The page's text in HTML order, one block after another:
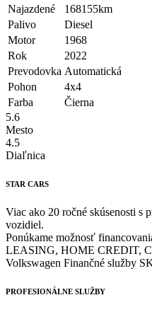
Najazdené
168155km
Palivo
Diesel
Motor
1968
Rok
2022
Prevodovka Automatická
Pohon
4x4
Farba
Čierna
5.6
Mesto
4.5
Diaľnica
STAR CARS
Viac ako 20 ročné skúsenosti s
vozidiel.
Ponúkame možnosť
LEASING, HOME CREDIT,
Volkswagen Finančné služby
PROFESIONÁLNE SLUŽBY